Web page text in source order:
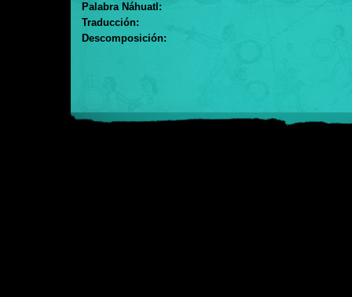
Palabra Náhuatl:
Traducción:
Descomposición: